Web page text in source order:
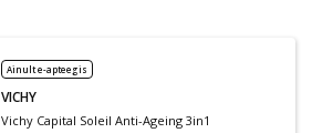
Ainult e-apteegis
VICHY
Vichy Capital Soleil Anti-Ageing 3in1